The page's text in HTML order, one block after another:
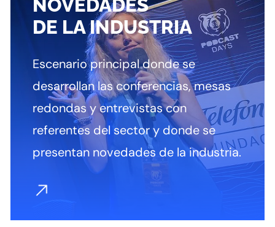
NOVEDADES
DE LA INDUSTRIA
Escenario principal donde se
desarrollan las conferencias, mesas
redondas y entrevistas con
referentes del sector y donde se
presentan novedades de la industria.